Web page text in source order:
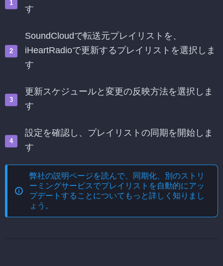
す
SoundCloudで転送元プレイリストを、
iHeartRadioで更新するプレイリストを選択しま
す
更新スケジュールと変更の反映方法を選択しま
す
設定を確認し、プレイリストの同期を開始しま
す
弊社の説明ページを読んで、
同期化、別のストリ
ーミングサービスでプレイリストを自動的にアッ
プデートする ことについてもっと詳しく知りまし
ょう。